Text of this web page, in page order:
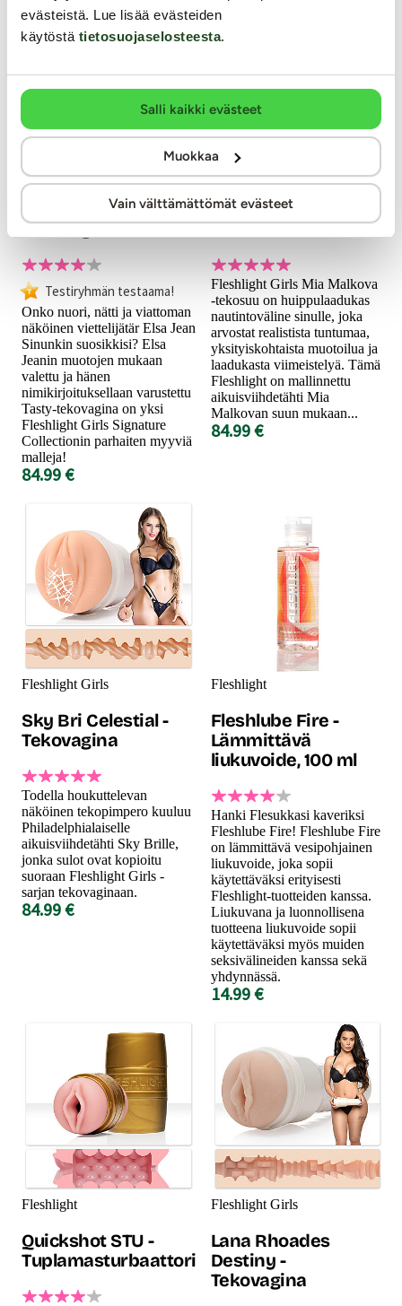
evästeistä. Lue lisää evästeiden
käytöstä tietosuojaselosteesta.
Salli kaikki evästeet
Muokkaa
Vain välttämättömät evästeet
Fleshlight Girls
Elsa Jean Tasty -
Tekovagina
Testiryhmän testaama!
Onko nuori, nätti ja viattoman
näköinen viettelijätär Elsa Jean
Sinunkin suosikkisi? Elsa
Jeanin muotojen mukaan
valettu ja hänen
nimikirjoituksellaan varustettu
Tasty-tekovagina on yksi
Fleshlight Girls Signature
Collectionin parhaiten myyviä
malleja!
84.99 €
Fleshlight Girls
Mia Malkova
Headshot - Tekosuu
Fleshlight Girls Mia Malkova
-tekosuu on huippulaadukas
nautintoväline sinulle, joka
arvostat realistista tuntumaa,
yksityiskohtaista muotoilua ja
laadukasta viimeistelyä. Tämä
Fleshlight on mallinnettu
aikuisviihdetähti Mia
Malkovan suun mukaan...
84.99 €
Fleshlight Girls
Sky Bri Celestial -
Tekovagina
Todella houkuttelevan
näköinen tekopimpero kuuluu
Philadelphialaiselle
aikuisviihdetähti Sky Brille,
jonka sulot ovat kopioitu
suoraan Fleshlight Girls -
sarjan tekovaginaan.
84.99 €
Fleshlight
Fleshlube Fire -
Lämmittävä
liukuvoide, 100 ml
Hanki Flesukkasi kaveriksi
Fleshlube Fire! Fleshlube Fire
on lämmittävä vesipohjainen
liukuvoide, joka sopii
käytettäväksi erityisesti
Fleshlight-tuotteiden kanssa.
Liukuvana ja luonnollisena
tuotteena liukuvoide sopii
käytettäväksi myös muiden
seksivälineiden kanssa sekä
yhdynnässä.
14.99 €
Fleshlight
Quickshot STU -
Tuplamasturbaattori
Fleshlight Girls
Lana Rhoades
Destiny -
Tekovagina